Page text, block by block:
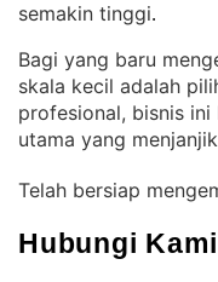
semakin tinggi.
Bagi yang baru
skala kecil adalah
profesional, bisnis ini
utama yang
Telah bersiap
Hubungi